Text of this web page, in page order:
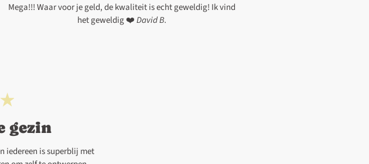
Mega!!! Waar voor je geld, de kwaliteit is echt geweldig! Ik vind
het geweldig ❤️David B.
gezin
iedereen is superblij met